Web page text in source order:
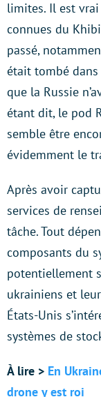
limites. Il est
connues du
passé,
était tombé dans
que la Russie
étant dit, le pod
semble être
évidemment le
Après avoir
services de
tâche. Tout
composants du
potentiellement
ukrainiens et
États-Unis
systèmes de
À lire > En
drone y est roi